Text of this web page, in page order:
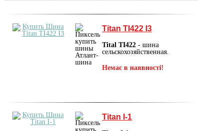
Titan TI422 I3
Tital TI422 - шина
сельскохозяйственная.
Немає в наявності!
Titan I-1